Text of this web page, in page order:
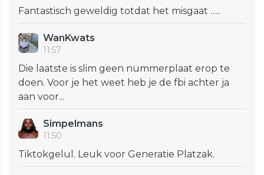
Fantastisch geweldig totdat het misgaat …..
WanKwats
11:57
Die laatste is slim geen nummerplaat erop te
doen. Voor je het weet heb je de fbi achter ja
aan voor...
Simpelmans
11:50
Tiktokgelul. Leuk voor Generatie Platzak.